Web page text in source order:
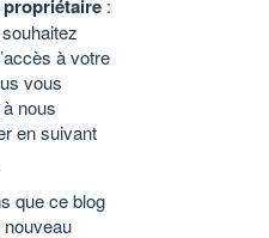
:
à votre
vous
nous
en suivant
que ce blog